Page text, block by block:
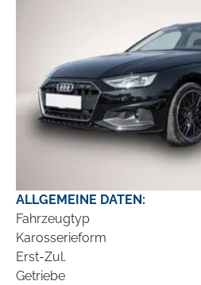
ALLGEMEINE DATEN:
Fahrzeugtyp
Karosserieform
Erst-Zul.
Getriebe